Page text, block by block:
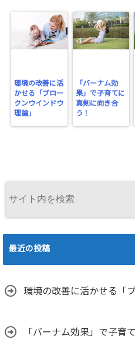
環境の改善に活
かせる「ブロー
クンウインドウ
理論」
「バーナム効
果」で子育てに
真剣に向き合
う！
最近の投稿
環境の改善に活かせる「
「バーナム効果」で子育